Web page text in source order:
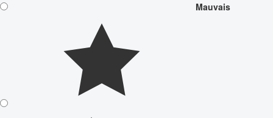
Mauvais